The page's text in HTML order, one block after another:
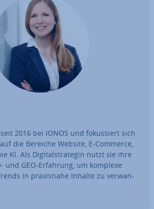
2016 bei IONOS und fo­kus­siert sich
die Bereiche Website, E-Commerce,
KI. Als Di­gi­tal­stra­te­gin nutzt sie ihre
und GEO-Erfahrung, um komplexe
in pra­xis­na­he Inhalte zu ver­wan­